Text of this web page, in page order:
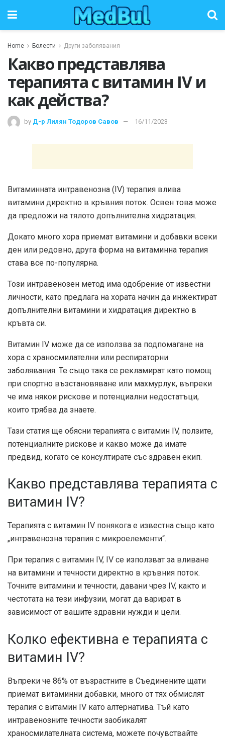
Home Болести Други заболявания
Какво представлява
терапията с витамин IV и
как действа?
by Д-р Лилян Тодоров Савов 16/11/2023
Витаминната интравенозна (IV) терапия влива
витамини директно в кръвния поток. Освен това може
да предложи на тялото допълнителна хидратация.
Докато много хора приемат витамини и добавки всеки
ден или редовно, друга форма на витаминна терапия
става все по-популярна.
Този интравенозен метод има одобрение от известни
личности, като предлага на хората начин да инжектират
допълнителни витамини и хидратация директно в
кръвта си.
Витамин IV може да се използва за подпомагане на
хора с храносмилателни или респираторни
заболявания. Те също така се рекламират като помощ
при спортно възстановяване или махмурлук, въпреки
че има някои рискове и потенциални недостатъци,
които трябва да знаете.
Тази статия ще обясни терапията с витамин IV, ползите,
потенциалните рискове и какво може да имате
предвид, когато се консултирате със здравен екип.
Какво представлява терапията с
витамин IV?
Терапията с витамин IV понякога е известна също като
„интравенозна терапия с микроелементи“.
При терапия с витамин IV, IV се използват за вливане
на витамини и течности директно в кръвния поток.
Точните витамини и течности, давани чрез IV, както и
честотата на тези инфузии, могат да варират в
зависимост от вашите здравни нужди и цели.
Колко ефективна е терапията с
витамин IV?
Въпреки че 86% от възрастните в Съединените щати
приемат витаминни добавки, много от тях обмислят
терапия с витамин IV като алтернатива. Тъй като
интравенозните течности заобикалят
храносмилателната система, можете почувствайте